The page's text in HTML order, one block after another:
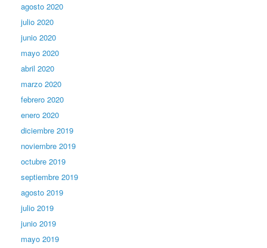
agosto 2020
julio 2020
junio 2020
mayo 2020
abril 2020
marzo 2020
febrero 2020
enero 2020
diciembre 2019
noviembre 2019
octubre 2019
septiembre 2019
agosto 2019
julio 2019
junio 2019
mayo 2019